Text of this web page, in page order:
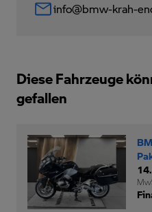
info@bmw-krah-
Diese Fahrzeuge
gefallen